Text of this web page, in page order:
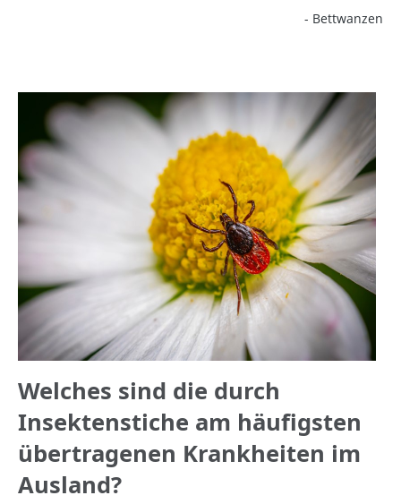
- Bettwanzen
Welches sind die durch
Insektenstiche am häufigsten
übertragenen Krankheiten im
Ausland?